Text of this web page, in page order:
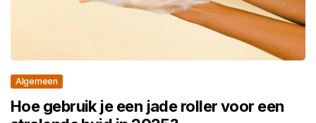
Algemeen
Hoe gebruik je een jade roller voor een